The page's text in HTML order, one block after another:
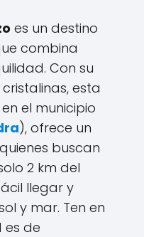
es un destino
combina
Con su
esta
el municipio
), ofrece un
buscan
2 km del
llegar y
y mar. Ten en
es de